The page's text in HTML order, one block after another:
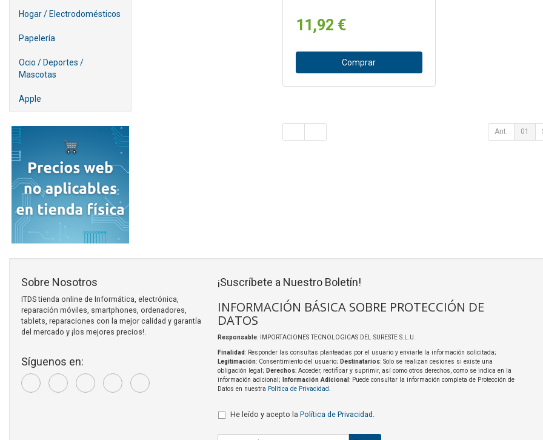
Hogar / Electrodomésticos
Papelería
Ocio / Deportes /
Mascotas
Apple
11,92 €
Comprar
Ant. 01
Sobre Nosotros
ITDS tienda online de Informática, electrónica,
reparación móviles, smartphones, ordenadores,
tablets, reparaciones con la mejor calidad y garantía
del mercado y ¡los mejores precios!.
Síguenos en:
¡Suscríbete a Nuestro Boletín!
INFORMACIÓN BÁSICA SOBRE PROTECCIÓN DE
DATOS
Responsable: IMPORTACIONES TECNOLOGICAS DEL SURESTE S.L.U.
Finalidad: Responder las consultas planteadas por el usuario y enviarle la información solicitada;
Legitimación: Consentimiento del usuario; Destinatarios: Solo se realizan cesiones si existe una
obligación legal; Derechos: Acceder, rectificar y suprimir, así como otros derechos, como se indica en la
información adicional;
Información Adicional : Puede consultar la información completa de Protección de
Datos en nuestra Política de Privacidad.
He leído y acepto la Política de Privacidad .